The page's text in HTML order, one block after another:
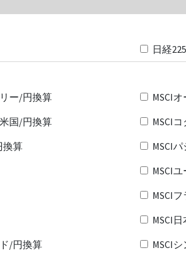
日経225
ー/円換算
MSCI
国/円換算
MSCI
換算
MSCI
MSCI
MSCI
MSCI
/円換算
MSCI